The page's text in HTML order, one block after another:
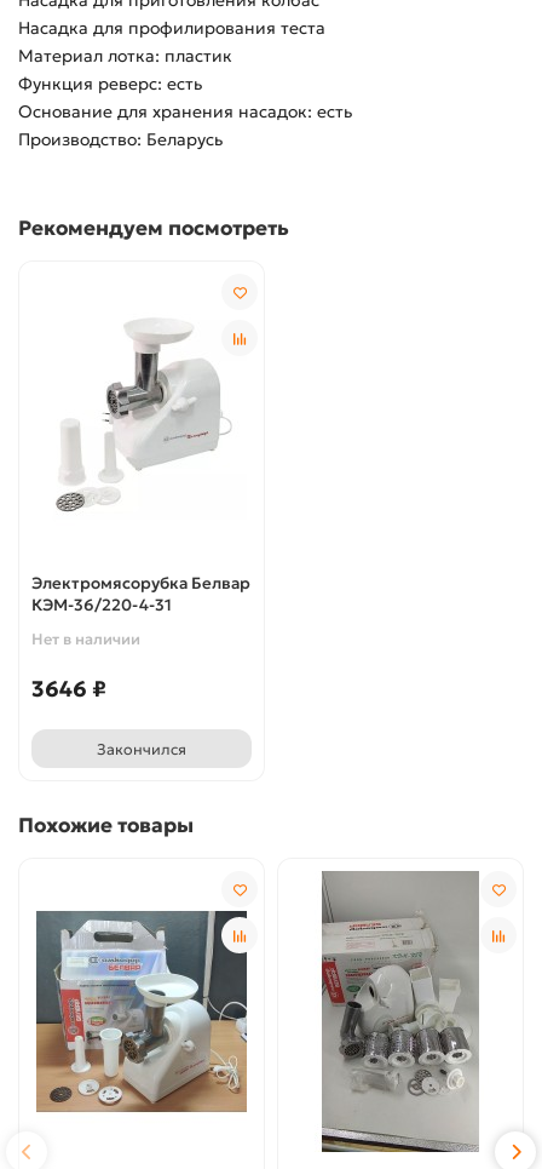
Насадка для профилирования теста
Материал лотка: пластик
Функция реверс: есть
Основание для хранения насадок: есть
Производство: Беларусь
Рекомендуем посмотреть
Электромясорубка Белвар
КЭМ-36/220-4-31
Нет в наличии
3646 ₽
Закончился
Похожие товары